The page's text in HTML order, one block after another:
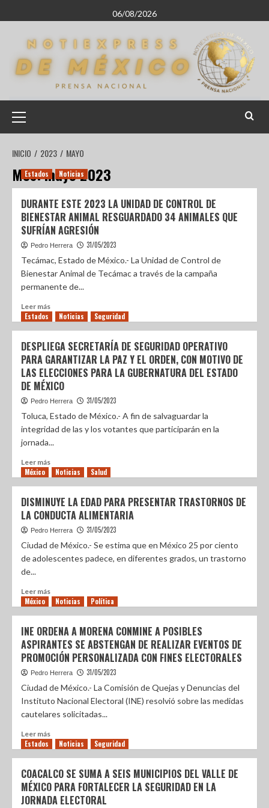
06/08/2026
INICIO 2023 MAYO
Mes:mayo 2023
Estados Noticias
DURANTE ESTE 2023 LA UNIDAD DE CONTROL DE
BIENESTAR ANIMAL RESGUARDADO 34 ANIMALES QUE
SUFRÍAN AGRESIÓN
Pedro Herrera 31/05/2023
Tecámac, Estado de México.- La Unidad de Control de
Bienestar Animal de Tecámac a través de la campaña
permanente de...
Leer más
Estados Noticias Seguridad
DESPLIEGA SECRETARÍA DE SEGURIDAD OPERATIVO
PARA GARANTIZAR LA PAZ Y EL ORDEN, CON MOTIVO DE
LAS ELECCIONES PARA LA GUBERNATURA DEL ESTADO
DE MÉXICO
Pedro Herrera 31/05/2023
Toluca, Estado de México.- A fin de salvaguardar la
integridad de las y los votantes que participarán en la
jornada...
Leer más
México Noticias Salud
DISMINUYE LA EDAD PARA PRESENTAR TRASTORNOS DE
LA CONDUCTA ALIMENTARIA
Pedro Herrera 31/05/2023
Ciudad de México.- Se estima que en México 25 por ciento
de adolescentes padece, en diferentes grados, un trastorno
de...
Leer más
México Noticias Política
INE ORDENA A MORENA CONMINE A POSIBLES
ASPIRANTES SE ABSTENGAN DE REALIZAR EVENTOS DE
PROMOCIÓN PERSONALIZADA CON FINES ELECTORALES
Pedro Herrera 31/05/2023
Ciudad de México.- La Comisión de Quejas y Denuncias del
Instituto Nacional Electoral (INE) resolvió sobre las medidas
cautelares solicitadas...
Leer más
Estados Noticias Seguridad
COACALCO SE SUMA A SEIS MUNICIPIOS DEL VALLE DE
MÉXICO PARA FORTALECER LA SEGURIDAD EN LA
JORNADA ELECTORAL